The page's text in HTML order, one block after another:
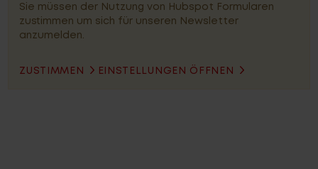
Sie müssen der Nutzung von Hubspot Formularen
zustimmen um sich für unseren Newsletter
anzumelden.
ZUSTIMMEN EINSTELLUNGEN ÖFFNEN